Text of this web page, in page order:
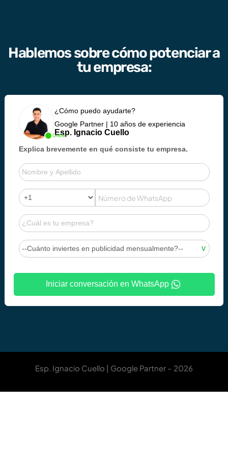
Hablemos sobre cómo potenciar a
tu empresa:
Online
¿Cómo puedo ayudarte?
Google Partner | 10 años de experiencia
Esp. Ignacio Cuello
Explica brevemente en qué consiste tu empresa.
Iniciar conversación en WhatsApp
Esp. Ignacio Cuello | Google Partner – 2026